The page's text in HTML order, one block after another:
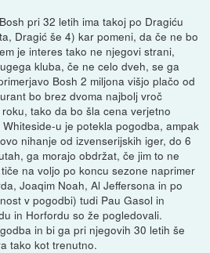
pri 32 letih ima takoj po Dragiću
Dragić še 4) kar pomeni, da če ne bo
je interes tako ne njegovi strani,
kluba, če ne celo dveh, se ga
Bosh 2 miljona višjo plačo od
bo brez dvoma najbolj vroč
tako da bo šla cena verjetno
u je potekla pogodba, ampak
nihanje od izvenserijskih iger, do 6
ga morajo obdržat, če jim to ne
na voljo po koncu sezone naprimer
Joaqim Noah, Al Jeffersona in po
v pogodbi) tudi Pau Gasol in
in Horfordu so že pogledovali.
in bi ga pri njegovih 30 letih še
tako kot trenutno.